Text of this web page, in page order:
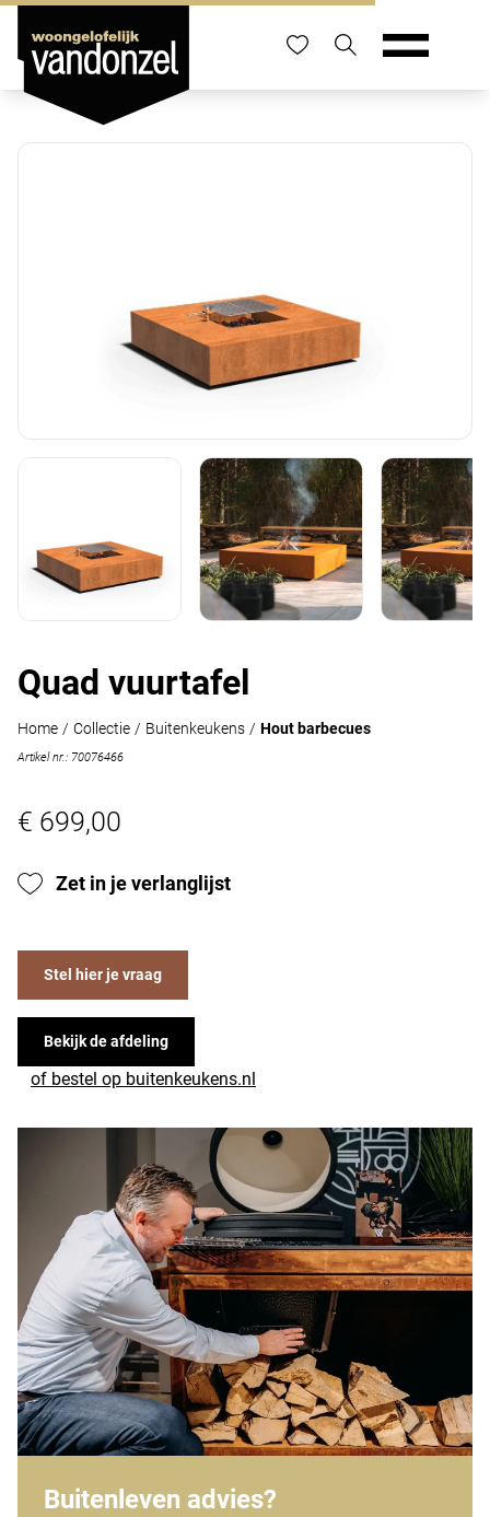
Quad vuurtafel
Home / Collectie / Buitenkeukens / Hout barbecues
Artikel nr.: 70076466
€ 699,00
Zet in je verlanglijst
Stel hier je vraag
Bekijk de afdeling
of bestel op buitenkeukens.nl
Buitenleven advies?